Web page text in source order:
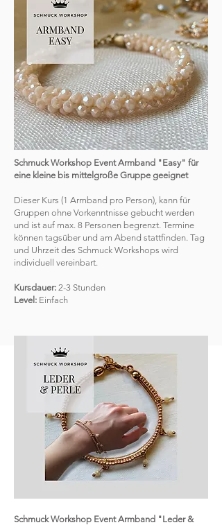
Schmuck Workshop Event Armband "Easy" für
eine kleine bis mittelgroße Gruppe geeignet
Dieser Kurs (1 Armband pro Person), kann für
Gruppen ohne Vorkenntnisse gebucht werden
und ist auf max. 8 Personen begrenzt. Termine
können tagsüber und am Abend stattfinden. Tag
und Uhrzeit des Schmuck Workshops wird
individuell vereinbart.
Kursdauer: 2-3 Stunden
Level: Einfach
Schmuck Workshop Event Armband "Leder &